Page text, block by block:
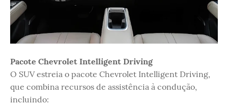
Pacote Chevrolet Intelligent Driving
O SUV estreia o pacote Chevrolet Intelligent Driving,
que combina recursos de assistência à condução,
incluindo: